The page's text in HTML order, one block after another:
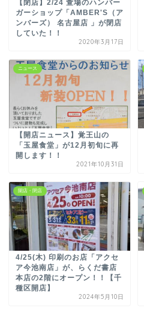
【閉店】2/24 萱場のハンバー
ガーショップ「AMBER'S（ア
ンバーズ） 名古屋店 」が閉店
していた！！
2020年3月17日
ニュース
【開店ニュース】覚王山の
「玉屋食堂」が12月初旬に再
開します！！
2021年10月31日
開店・閉店
4/25(木) 印刷のお店「アクセ
ア今池南店」が、らくだ書店
本店の2階にオープン！！【千
種区開店】
2024年5月10日